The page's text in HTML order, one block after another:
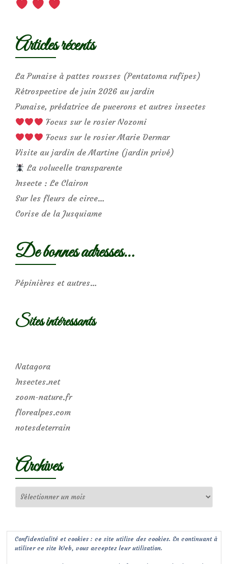
Articles récents
La Punaise à pattes rousses (Pentatoma rufipes)
Rétrospective de juin 2026 au jardin
Punaise, prédatrice de pucerons et autres insectes
Focus sur le rosier Nozomi
Focus sur le rosier Marie Dermar
Visite au jardin de Martine (jardin privé)
La volucelle transparente
Insecte : Le Clairon
Sur les fleurs de circe…
Corise de la Jusquiame
De bonnes adresses…
Pépinières et autres…
Sites intéressants
Natagora
Insectes.net
zoom-nature.fr
florealpes.com
notesdeterrain
Archives
Confidentialité et cookies : ce site utilise des cookies. En continuant à
utiliser ce site Web, vous acceptez leur utilisation.